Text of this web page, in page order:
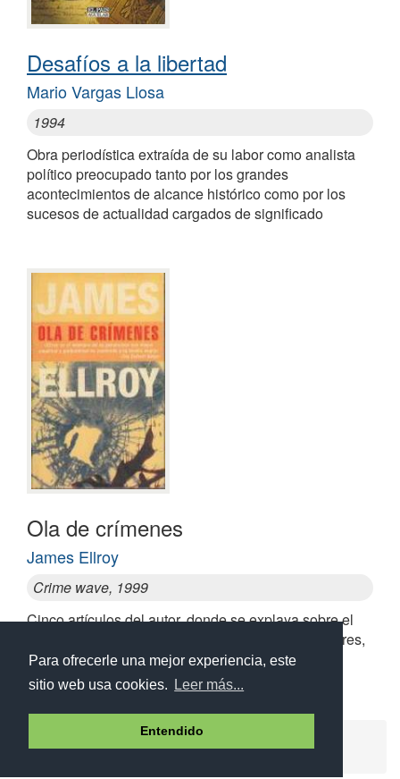
Para ofrecerle una mejor experiencia, este
sitio web usa cookies.
Leer más...
Entendido
Desafíos a la libertad
Mario Vargas Llosa
1994
Obra periodística extraída de su labor como analista
político preocupado tanto por los grandes
acontecimientos de alcance histórico como por los
sucesos de actualidad cargados de significado
Ola de crímenes
James Ellroy
Crime wave, 1999
Cinco artículos del autor, donde se explaya sobre el
asesinato sin resolver de su madre, y más cadáveres,
corrupción, drogas y muertes
Aviso legal